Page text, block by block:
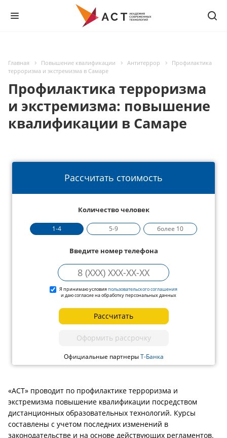
Главная Повышение квалификации Антитеррор
Профилактика
терроризма и экстремизма в Самаре
Профилактика терроризма
и экстремизма: повышение
квалификации в Самаре
Рассчитать стоимость
Количество человек
1-4 5-9 более 10
Введите номер телефона
Я принимаю условияпользовательского соглашения
и даю согласие на обработку персональных данных
Рассчитать
Оформить рассрочку
Официальные партнерыТ-Банка
«АСТ» проводит по профилактике терроризма и
экстремизма повышение квалификации посредством
дистанционных образовательных технологий. Курсы
составлены с учетом последних изменений в
законодательстве и на основе действующих регламентов.